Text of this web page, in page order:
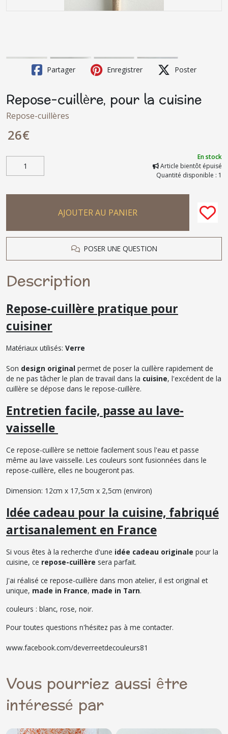
Partager Enregistrer Poster
Repose-cuillère, pour la cuisine
Repose-cuillères
26€
En stock
Article bientôt épuisé
Quantité disponible : 1
AJOUTER AU PANIER
POSER UNE QUESTION
Description
Repose-cuillère pratique pour
cuisiner
Matériaux utilisés: Verre
Son design original permet de poser la cuillère rapidement de
de ne pas tâcher le plan de travail dans la cuisine, l'excédent de la
cuillère se dépose dans le repose-cuillère.
Entretien facile, passe au lave-
vaisselle
Ce repose-cuillère se nettoie facilement sous l'eau et passe
même au lave vaisselle. Les couleurs sont fusionnées dans le
repose-cuillère, elles ne bougeront pas.
Dimension: 12cm x 17,5cm x 2,5cm (environ)
Idée cadeau pour la cuisine, fabriqué
artisanalement en France
Si vous êtes à la recherche d'une idée cadeau originale pour la
cuisine, ce repose-cuillère sera parfait.
J'ai réalisé ce repose-cuillère dans mon atelier, il est original et
unique, made in France, made in Tarn.
couleurs : blanc, rose, noir.
Pour toutes questions n'hésitez pas à me contacter.
www.facebook.com/deverreetdecouleurs81
Vous pourriez aussi être
intéressé par